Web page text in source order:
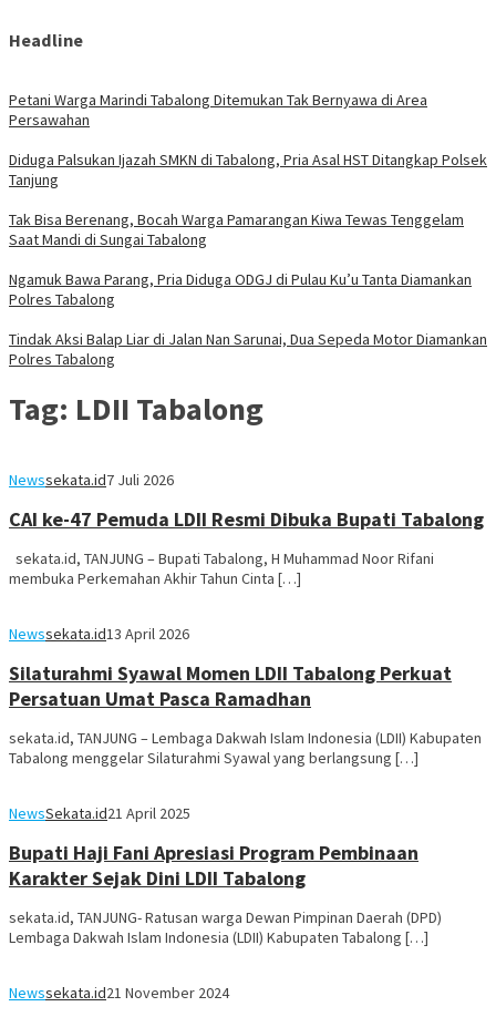
Headline
Petani Warga Marindi Tabalong Ditemukan Tak Bernyawa di Area
Persawahan
Diduga Palsukan Ijazah SMKN di Tabalong, Pria Asal HST Ditangkap Polsek
Tanjung
Tak Bisa Berenang, Bocah Warga Pamarangan Kiwa Tewas Tenggelam
Saat Mandi di Sungai Tabalong
Ngamuk Bawa Parang, Pria Diduga ODGJ di Pulau Ku’u Tanta Diamankan
Polres Tabalong
Tindak Aksi Balap Liar di Jalan Nan Sarunai, Dua Sepeda Motor Diamankan
Polres Tabalong
Tag: LDII Tabalong
Newssekata.id7 Juli 2026
CAI ke-47 Pemuda LDII Resmi Dibuka Bupati Tabalong
sekata.id, TANJUNG – Bupati Tabalong, H Muhammad Noor Rifani
membuka Perkemahan Akhir Tahun Cinta […]
Newssekata.id13 April 2026
Silaturahmi Syawal Momen LDII Tabalong Perkuat
Persatuan Umat Pasca Ramadhan
sekata.id, TANJUNG – Lembaga Dakwah Islam Indonesia (LDII) Kabupaten
Tabalong menggelar Silaturahmi Syawal yang berlangsung […]
NewsSekata.id21 April 2025
Bupati Haji Fani Apresiasi Program Pembinaan
Karakter Sejak Dini LDII Tabalong
sekata.id, TANJUNG- Ratusan warga Dewan Pimpinan Daerah (DPD)
Lembaga Dakwah Islam Indonesia (LDII) Kabupaten Tabalong […]
Newssekata.id21 November 2024